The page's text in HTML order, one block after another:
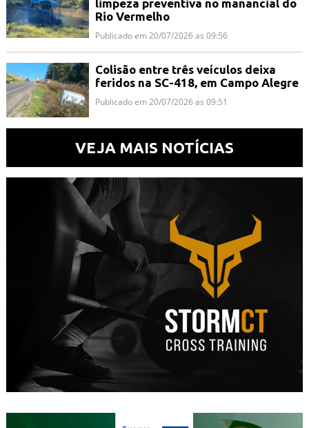
limpeza preventiva no manancial do
Rio Vermelho
Publicado em 20/07/2026 as 09:56
Colisão entre três veículos deixa
feridos na SC-418, em Campo Alegre
Publicado em 20/07/2026 as 09:51
VEJA MAIS NOTÍCIAS